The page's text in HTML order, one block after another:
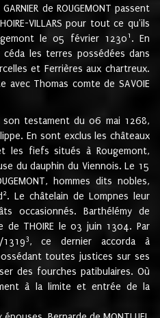
de ROUGEMONT passent
VILLARS pour tout ce qu'ils
le 05 février 12301 . En
céda les terres possédées dans
et Ferrières aux chartreux.
avec Thomas comte de SAVOIE
son testament du 06 mai 1268,
En sont exclus les châteaux
les fiefs situés à Rougemont,
du dauphin du Viennois. Le 15
hommes dits nobles,
2. Le châtelain de Lompnes leur
occasionnés. Barthélémy de
de THOIRE le 03 juin 1304. Par
3, ce dernier accorda à
toutes justices sur ses
des fourches patibulaires. Où
à la limite et entrée de la